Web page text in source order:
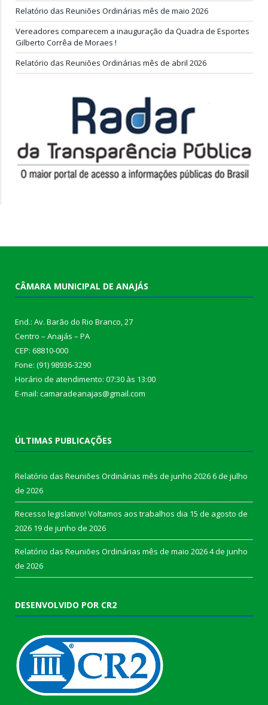
Relatório das Reuniões Ordinárias mês de maio 2026
Vereadores comparecem a inauguração da Quadra de Esportes
Gilberto Corrêa de Moraes !
Relatório das Reuniões Ordinárias mês de abril 2026
CÂMARA MUNICIPAL DE ANAJÁS
End.: Av. Barão do Rio Branco, 27
Centro – Anajás – PA
CEP: 68810-000
Fone: (91) 98936-3290
Horário de atendimento: 07:30 às 13:00
E-mail: camaradeanajas@gmail.com
ÚLTIMAS PUBLICAÇÕES
Relatório das Reuniões Ordinárias mês de junho 20266 de julho
de 2026
Recesso legislativo! Voltamos aos trabalhos dia 15 de agosto de
2026 19 de junho de 2026
Relatório das Reuniões Ordinárias mês de maio 20264 de junho
de 2026
DESENVOLVIDO POR CR2